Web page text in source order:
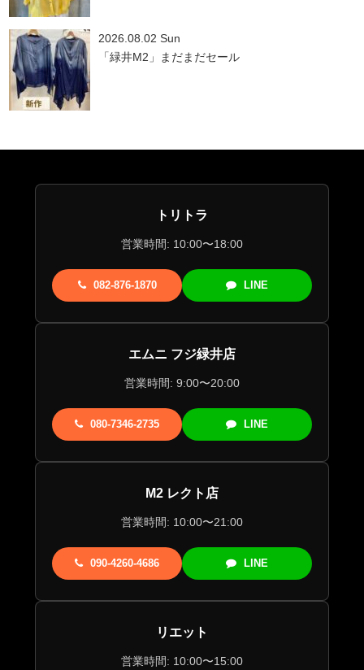
2026.08.02 Sun
「緑井M2」まだまだセール
トリトラ
営業時間: 10:00〜18:00
082-876-1870 LINE
エムニ フジ緑井店
営業時間: 9:00〜20:00
080-7346-2735 LINE
M2 レクト店
営業時間: 10:00〜21:00
090-4260-4686 LINE
リエット
営業時間: 10:00〜15:00